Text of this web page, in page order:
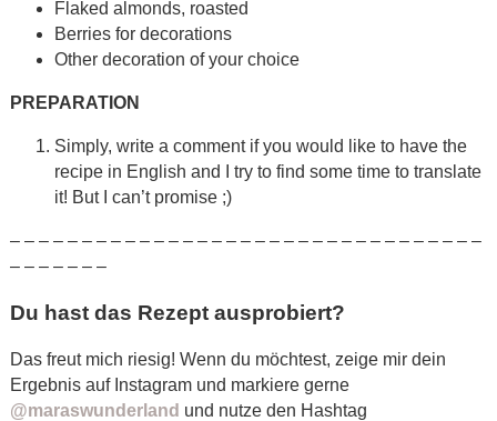
Flaked almonds, roasted
Berries for decorations
Other decoration of your choice
PREPARATION
Simply, write a comment if you would like to have the
recipe in English and I try to find some time to translate
it! But I can’t promise ;)
– – – – – – – – – – – – – – – – – – – – – – – – – – – – – – – – –
– – – – – – –
Du hast das Rezept ausprobiert?
Das freut mich riesig! Wenn du möchtest, zeige mir dein
Ergebnis auf Instagram und markiere gerne
@maraswunderland und nutze den Hashtag